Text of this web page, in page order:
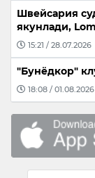
Швейсария
якунлади,
15:21 / 28.07.2026
"Бунёдкор"
18:08 / 01.08.2026